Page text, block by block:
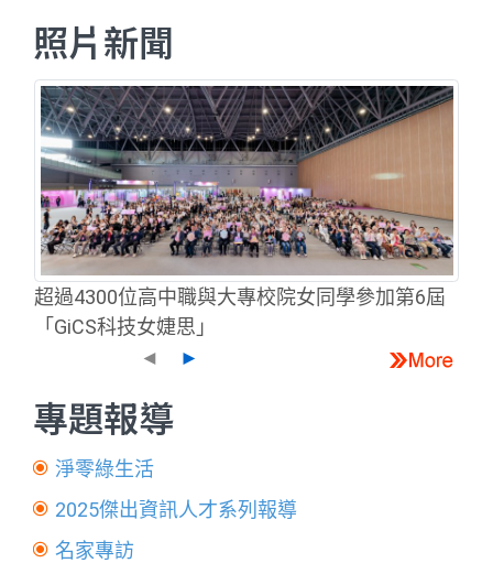
照片新聞
超過4300位高中職與大專校院女同學參加第6屆
「GiCS科技女婕思」
◄
►
專題報導
淨零綠生活
2025傑出資訊人才系列報導
名家專訪